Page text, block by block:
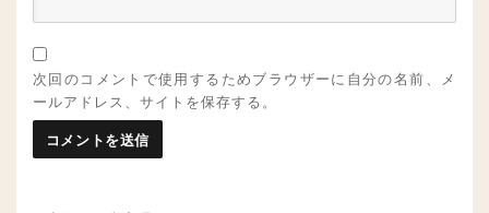
次回のコメントで使用するためブラウザーに自分の名前、メ
ールアドレス、サイトを保存する。